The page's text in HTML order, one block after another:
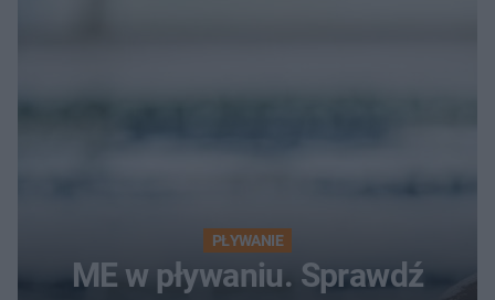
PŁYWANIE
ME w pływaniu. Sprawdź